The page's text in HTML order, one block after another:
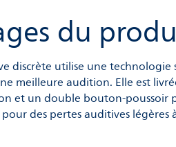
du
discrète utilise une technologie
meilleure audition. Elle est
et un double bouton-poussoir
des pertes auditives légères